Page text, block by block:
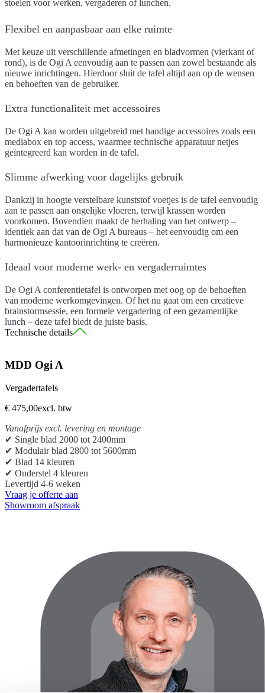
stoelen voor werken, vergaderen of lunchen.
Flexibel en aanpasbaar aan elke ruimte
Met keuze uit verschillende afmetingen en bladvormen (vierkant of
rond), is de Ogi A eenvoudig aan te passen aan zowel bestaande als
nieuwe inrichtingen. Hierdoor sluit de tafel altijd aan op de wensen
en behoeften van de gebruiker.
Extra functionaliteit met accessoires
De Ogi A kan worden uitgebreid met handige accessoires zoals een
mediabox en top access, waarmee technische apparatuur netjes
geïntegreerd kan worden in de tafel.
Slimme afwerking voor dagelijks gebruik
Dankzij in hoogte verstelbare kunststof voetjes is de tafel eenvoudig
aan te passen aan ongelijke vloeren, terwijl krassen worden
voorkomen. Bovendien maakt de herhaling van het ontwerp –
identiek aan dat van de Ogi A bureaus – het eenvoudig om een
harmonieuze kantoorinrichting te creëren.
Ideaal voor moderne werk- en vergaderruimtes
De Ogi A conferentietafel is ontworpen met oog op de behoeften
van moderne werkomgevingen. Of het nu gaat om een creatieve
brainstormsessie, een formele vergadering of een gezamenlijke
lunch – deze tafel biedt de juiste basis.
Technische details
Poten:Staal, poedercoating, profiel 60 x 30 mm
Tafelhoogte 740 mm
Randafwerking:Laser- of PUR-techniek
Herkomst: Gemaakt in Polen, EU
Optionele accessoires (meerprijs):
Mediabox M06H:2x230V, HDMI, USB (anod. aluminium, wit,
zwart)
Mediabox M14H:2x RJ45 (cat.6), USB, HDMI, 4x230V,
Top access M15: Kunststof frame, 292×112×18 mm
4x230V, 2xRJ45, 1xUSB, aluminium, snoer 2 m
Aluminium top access, snoer 2 m
MDD Ogi A
Vergadertafels
€ 475,00excl. btw
Vanafprijs excl. levering en montage
✔ Single blad 2000 tot 2400mm
✔ Modulair blad 2800 tot 5600mm
✔ Blad 14 kleuren
✔ Onderstel 4 kleuren
Levertijd 4-6 weken
Vraag je offerte aan
Showroom afspraak